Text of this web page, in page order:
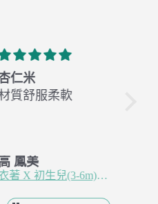
仁米
質舒服柔軟
鳳美
衣著 X 初生兒(3-6m)紗布蝴蝶衣 - 杏仁米